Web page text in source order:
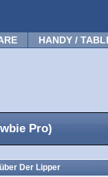
HANDY /
Pro)
Der Lipper